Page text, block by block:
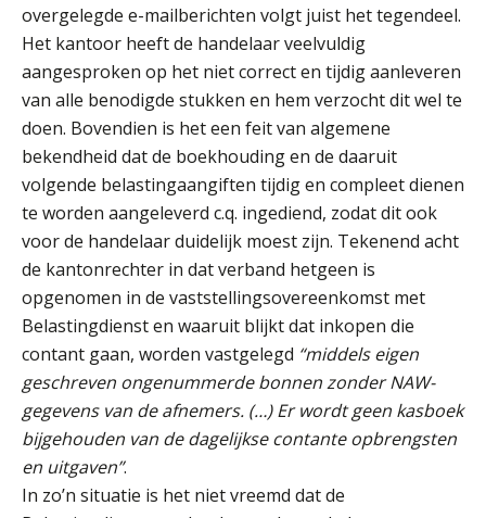
overgelegde e-mailberichten volgt juist het tegendeel.
Het kantoor heeft de handelaar veelvuldig
aangesproken op het niet correct en tijdig aanleveren
van alle benodigde stukken en hem verzocht dit wel te
doen. Bovendien is het een feit van algemene
bekendheid dat de boekhouding en de daaruit
volgende belastingaangiften tijdig en compleet dienen
te worden aangeleverd c.q. ingediend, zodat dit ook
voor de handelaar duidelijk moest zijn. Tekenend acht
de kantonrechter in dat verband hetgeen is
opgenomen in de vaststellingsovereenkomst met
Belastingdienst en waaruit blijkt dat inkopen die
contant gaan, worden vastgelegd “middels eigen
geschreven ongenummerde bonnen zonder NAW-
gegevens van de afnemers. (…) Er wordt geen kasboek
bijgehouden van de dagelijkse contante opbrengsten
en uitgaven”.
In zo’n situatie is het niet vreemd dat de
René van der Paardt
Bob van Leeuwen